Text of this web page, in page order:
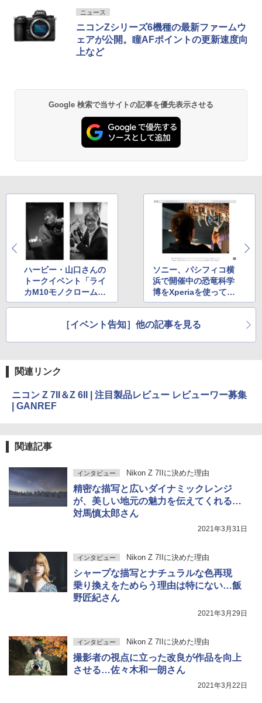
ニュース
ニコンZシリーズ6機種の最新ファームウ
ェアが公開。瞳AFポイントの更新速度向
上など
Google 検索で当サイトの記事を優先表示させる
ハービー・山口さんの
トークイベント「ライ
カM10モノクロームと
DJたちのポートレイ
ソニー、パシフィコ横
浜で開催中の恐竜科学
博をXperiaを使ってラ
イブ配信。オンライン
を提供
［イベント告知］他の記事を見る
関連リンク
ニコン Z 7II＆Z 6II | 注目製品レビュー レビューワー募集
| GANREF
関連記事
インタビュー Nikon Z 7IIに決めた理由
精密な描写と広いダイナミックレンジ
が、美しい地元の魅力を伝えてくれる…
対馬慎太郎さん
2021年3月31日
インタビュー Nikon Z 7IIに決めた理由
シャープな描写とナチュラルな色再現
乗り換えをためらう理由は特にない…飯
野匠紀さん
2021年3月29日
インタビュー Nikon Z 7IIに決めた理由
撮影者の視点に立った改良が作品を向上
させる…佐々木和一朗さん
2021年3月22日